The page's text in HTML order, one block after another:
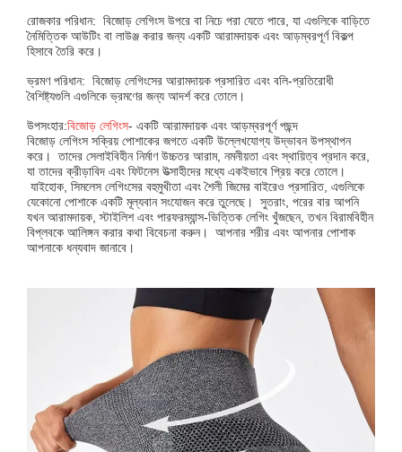
রোজকার পরিধান: বিজোড় লেগিংস উপরে বা নিচে পরা যেতে পারে, যা এগুলিকে বাড়িতে
নৈমিত্তিক আউটিং বা লাউঞ্জ করার জন্য একটি আরামদায়ক এবং আড়ম্বরপূর্ণ বিকল্প
হিসাবে তৈরি করে।
ভ্রমণ পরিধান: বিজোড় লেগিংসের আরামদায়ক প্রসারিত এবং বলি-প্রতিরোধী
বৈশিষ্ট্যগুলি এগুলিকে ভ্রমণের জন্য আদর্শ করে তোলে।
উপসংহার:বিজোড় লেগিংস- একটি আরামদায়ক এবং আড়ম্বরপূর্ণ পছন্দ
বিজোড় লেগিংস সক্রিয় পোশাকের জগতে একটি উল্লেখযোগ্য উদ্ভাবন উপস্থাপন
করে। তাদের সেলাইবিহীন নির্মাণ উচ্চতর আরাম, নমনীয়তা এবং স্থায়িত্ব প্রদান করে,
যা তাদের ক্রীড়াবিদ এবং ফিটনেস উত্সাহীদের মধ্যে একইভাবে প্রিয় করে তোলে।
যাইহোক, সিমলেস লেগিংসের বহুমুখীতা এবং শৈলী জিমের বাইরেও প্রসারিত, এগুলিকে
যেকোনো পোশাকে একটি মূল্যবান সংযোজন করে তুলেছে। সুতরাং, পরের বার আপনি
যখন আরামদায়ক, স্টাইলিশ এবং পারফরম্যান্স-ভিত্তিক লেগিং খুঁজছেন, তখন বিরামবিহীন
বিপ্লবকে আলিঙ্গন করার কথা বিবেচনা করুন। আপনার শরীর এবং আপনার পোশাক
আপনাকে ধন্যবাদ জানাবে।